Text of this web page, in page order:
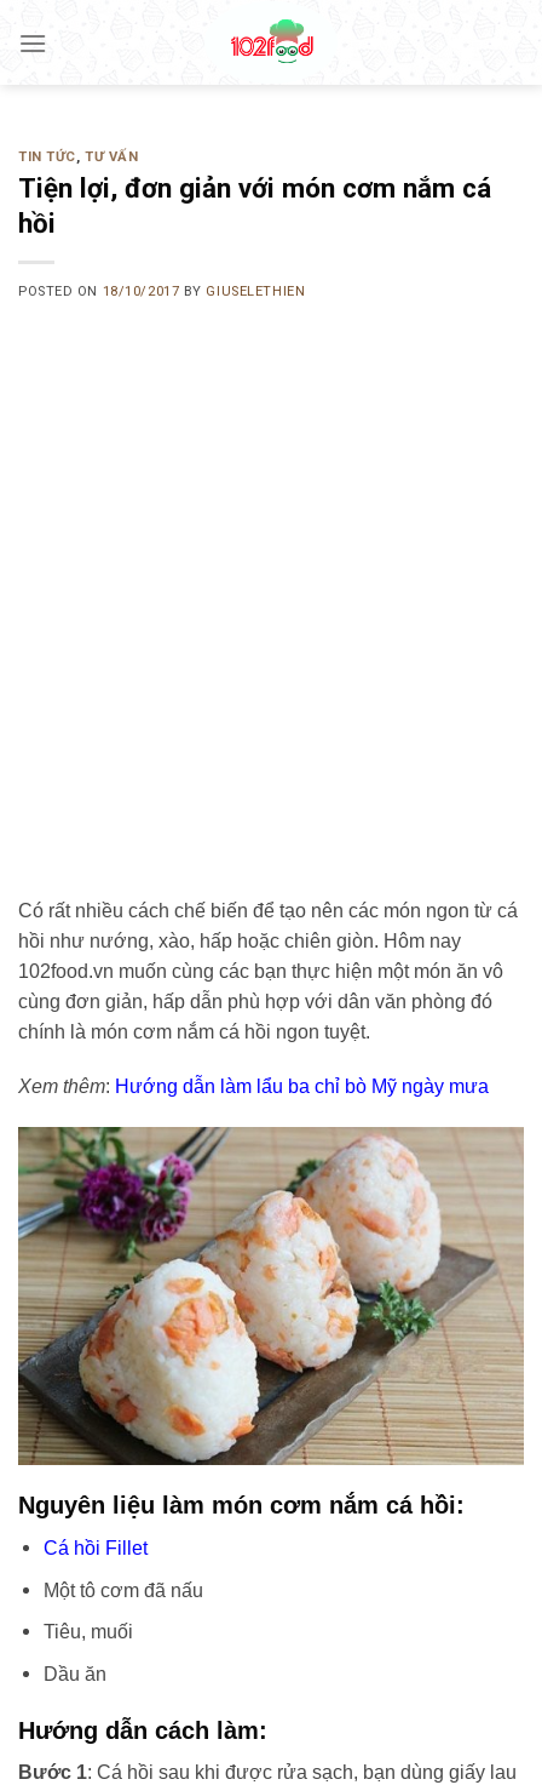
TIN TỨC,TƯ VẤN
Tiện lợi, đơn giản với món cơm nắm cá
hồi
POSTED ON 18/10/2017 BY GIUSELETHIEN
Có rất nhiều cách chế biến để tạo nên các món ngon từ cá
hồi như nướng, xào, hấp hoặc chiên giòn. Hôm nay
102food.vn muốn cùng các bạn thực hiện một món ăn vô
cùng đơn giản, hấp dẫn phù hợp với dân văn phòng đó
chính là món cơm nắm cá hồi ngon tuyệt.
Xem thêm: Hướng dẫn làm lẩu ba chỉ bò Mỹ ngày mưa
Nguyên liệu làm món cơm nắm cá hồi:
Cá hồi Fillet
Một tô cơm đã nấu
Tiêu, muối
Dầu ăn
Hướng dẫn cách làm:
Bước 1: Cá hồi sau khi được rửa sạch, bạn dùng giấy lau